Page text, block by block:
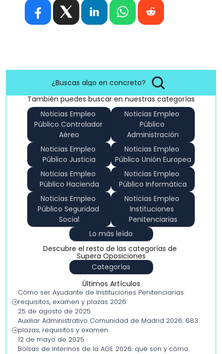
¿Buscas algo en concreto?
También puedes buscar en nuestras categorías
Noticias Empleo
Público Controlador
Aéreo
Noticias Empleo
Público
Administración
Noticias Empleo
Público Justicia
Noticias Empleo
Público Unión Europea
Noticias Empleo
Público Hacienda
Noticias Empleo
Público Informática
Noticias Empleo
Público Seguridad
Social
Noticias Empleo
Instituciones
Penitenciarias
Lo más leído
Descubre el resto de las categorías de
Supera Oposiciones
Categorías
Últimos Artículos
Cómo ser Ayudante de Instituciones Penitenciarias:
requisitos, examen y plazas 2026
25 de agosto de 2025
Auxiliar Administrativo Comunidad de Madrid 2026: 683
plazas, requisitos y examen
12 de mayo de 2025
Bolsas de Interinos de la AGE 2026: qué son y cómo